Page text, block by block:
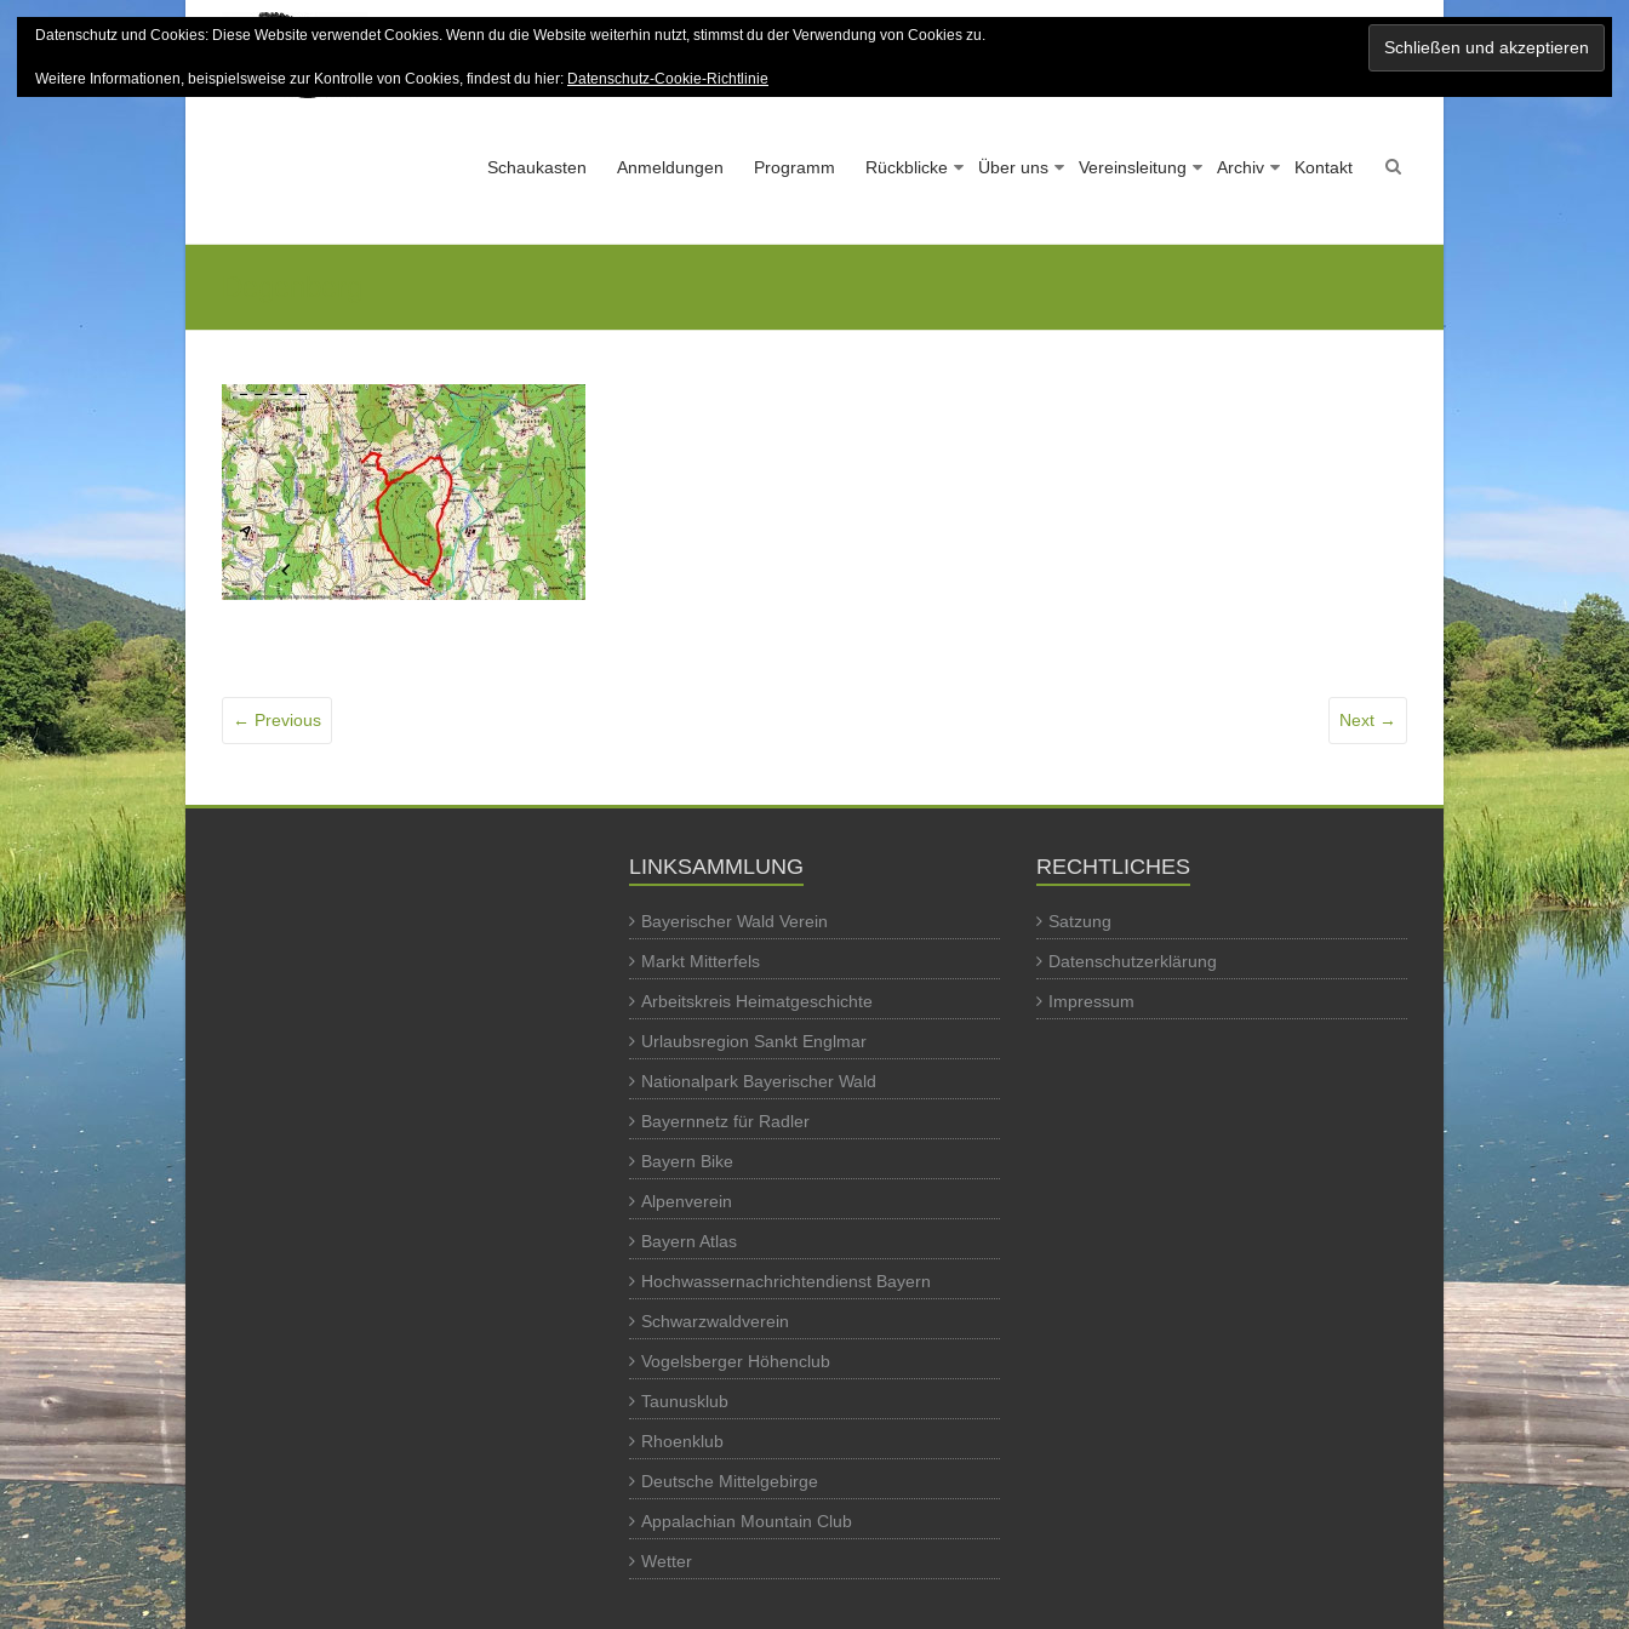
to
Bayerischer Wald-Verein
Sektion Mitterfels e.V. – Seit 1963
Schaukasten Anmeldungen Programm Rückblicke Über uns Vereinsleitung Archiv Kontakt
← Previous Next →
LINKSAMMLUNG
Bayerischer Wald Verein
Markt Mitterfels
Arbeitskreis Heimatgeschichte
Urlaubsregion Sankt Englmar
Nationalpark Bayerischer Wald
Bayernnetz für Radler
Bayern Bike
Alpenverein
Bayern Atlas
Hochwassernachrichtendienst Bayern
Schwarzwaldverein
Vogelsberger Höhenclub
Taunusklub
Rhoenklub
Deutsche Mittelgebirge
Appalachian Mountain Club
Wetter
RECHTLICHES
Satzung
Datenschutzerklärung
Impressum
Datenschutz und Cookies: Diese Website verwendet Cookies. Wenn du die Website weiterhin nutzt, stimmst du der Verwendung von Cookies zu.
Weitere Informationen, beispielsweise zur Kontrolle von Cookies, findest du hier: Datenschutz-Cookie-Richtlinie